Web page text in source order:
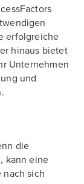
erfolgreiche
hinaus bietet
Unternehmen
und
die
kann eine
sich